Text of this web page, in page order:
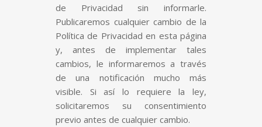
de Privacidad sin informarle.
Publicaremos cualquier cambio de la
Política de Privacidad en esta página
y, antes de implementar tales
cambios, le informaremos a través
de una notificación mucho más
visible. Si así lo requiere la ley,
solicitaremos su consentimiento
previo antes de cualquier cambio.